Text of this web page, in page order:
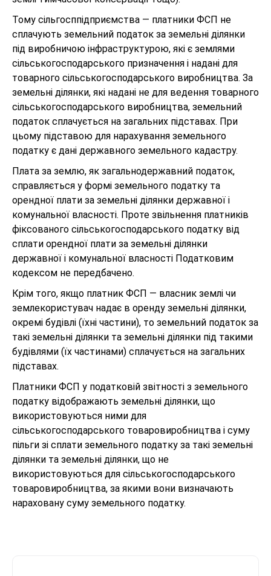
Тому сільгосппідприємства — платники ФСП не
сплачують земельний податок за земельні ділянки
під виробничою інфраструктурою, які є землями
сільськогосподарського призначення і надані для
товарного сільськогосподарського виробництва. За
земельні ділянки, які надані не для ведення товарного
сільськогосподарського виробництва, земельний
податок сплачується на загальних підставах. При
цьому підставою для нарахування земельного
податку є дані державного земельного кадастру.
Плата за землю, як загальнодержавний податок,
справляється у формі земельного податку та
орендної плати за земельні ділянки державної і
комунальної власності. Проте звільнення платників
фіксованого сільськогосподарського податку від
сплати орендної плати за земельні ділянки
державної і комунальної власності Податковим
кодексом не передбачено.
Крім того, якщо платник ФСП — власник землі чи
землекористувач надає в оренду земельні ділянки,
окремі будівлі (їхні частини), то земельний податок за
такі земельні ділянки та земельні ділянки під такими
будівлями (їх частинами) сплачується на загальних
підставах.
Платники ФСП у податковій звітності з земельного
податку відображають земельні ділянки, що
використовуються ними для
сільськогосподарського товаровиробництва і суму
пільги зі сплати земельного податку за такі земельні
ділянки та земельні ділянки, що не
використовуються для сільськогосподарського
товаровиробництва, за якими вони визначають
нараховану суму земельного податку.